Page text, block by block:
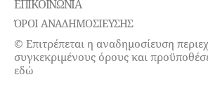
ΕΠΙΚΟΙΝΩΝΊΑ
ΌΡΟΙ ΑΝΑΔΗΜΟΣΙΕΥΣΗΣ
© Επιτρέπεται η αναδημοσίευση
συγκεκριμένους όρους και
εδώ